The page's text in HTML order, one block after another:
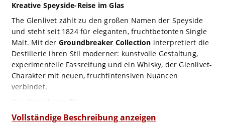
Kreative Speyside-Reise im Glas
The Glenlivet zählt zu den großen Namen der Speyside
und steht seit 1824 für eleganten, fruchtbetonten Single
Malt. Mit der Groundbreaker Collection interpretiert die
Destillerie ihren Stil moderner: kunstvolle Gestaltung,
experimentelle Fassreifung und ein Whisky, der Glenlivet-
Charakter mit neuen, fruchtintensiven Nuancen
verbindet.
Geruch:Blaubeeren, roter Apfel, karamellisierte Birne,
Vollständige Beschreibung anzeigen